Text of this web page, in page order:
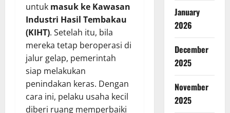
untuk masuk ke Kawasan
Industri Hasil Tembakau
(KIHT). Setelah itu, bila
mereka tetap beroperasi di
jalur gelap, pemerintah
siap melakukan
penindakan keras. Dengan
cara ini, pelaku usaha kecil
diberi ruang memperbaiki
January
2026
December
2025
November
2025